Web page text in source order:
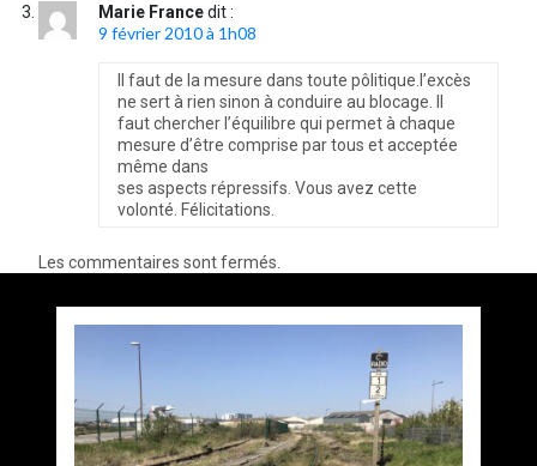
Marie France dit :
9 février 2010 à 1h08
Il faut de la mesure dans toute pôlitique.l’excès
ne sert à rien sinon à conduire au blocage. Il
faut chercher l’équilibre qui permet à chaque
mesure d’être comprise par tous et acceptée
même dans
ses aspects répressifs. Vous avez cette
volonté. Félicitations.
Les commentaires sont fermés.
Éthique et probité à Calais ???
Accès au bus et tri sélectif !!!
parPhilippe BLET
16 avril 2024
2 minutes
2 ans